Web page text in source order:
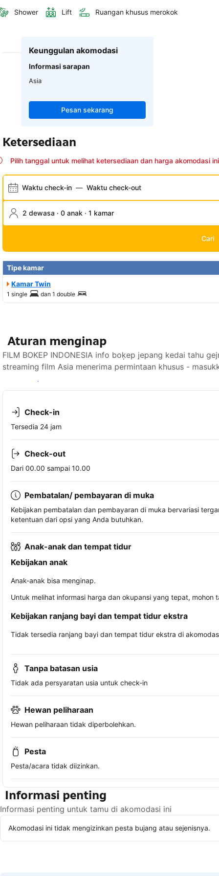
Shower Lift Ruangan khusus merokok
Keunggulan akomodasi
Informasi sarapan
Asia
Pesan sekarang
Ketersediaan
Pilih tanggal untuk melihat ketersediaan dan harga akomodasi ini
Waktu check-in — Waktu check-out
2 dewasa · 0 anak · 1 kamar
Cari
Tipe kamar
Kamar Twin
1 single dan 1 double
Aturan menginap
FILM BOKEP INDONESIA info boķep jepang kedai tahu
streaming film Asia menerima permintaan khusus -
Lihat ketersediaan
Check-in
Tersedia 24 jam
Check-out
Dari 00.00 sampai 10.00
Pembatalan/ pembayaran di muka
Kebijakan pembatalan dan pembayaran di muka bervariasi
ketentuan dari opsi yang Anda butuhkan.
Anak-anak dan tempat tidur
Kebijakan anak
Anak-anak bisa menginap.
Untuk melihat informasi harga dan okupansi yang tepat,
Kebijakan ranjang bayi dan tempat tidur ekstra
Tidak tersedia ranjang bayi dan tempat tidur ekstra di
Tanpa batasan usia
Tidak ada persyaratan usia untuk check-in
Hewan peliharaan
Hewan peliharaan tidak diperbolehkan.
Pesta
Pesta/acara tidak diizinkan.
Informasi penting
Informasi penting untuk tamu di akomodasi ini
Akomodasi ini tidak mengizinkan pesta bujang atau sejenisnya.